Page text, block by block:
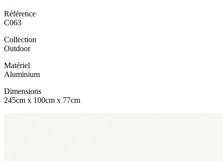
Référence
C063
Collection
Outdoor
Matériel
Aluminium
Dimensions
245cm x 100cm x 77cm